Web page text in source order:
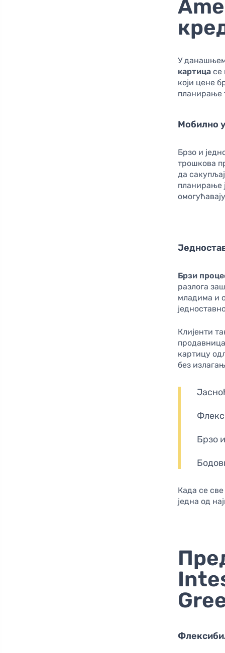
У
картица се
који цене
планирање
Мобилно
Брзо и
трошкова
да
планирање
Брзи
разлога
младима и
Клијенти
картицу
без
Брзо
Када се
једна од